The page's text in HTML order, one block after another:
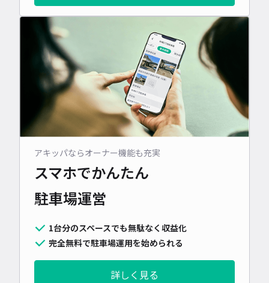
アキッパならオーナー機能も充実
スマホでかんたん
駐車場運営
1台分のスペースでも無駄なく収益化
完全無料で駐車場運用を始められる
詳しく見る